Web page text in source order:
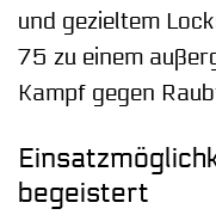
und gezieltem
75 zu einem
Kampf gegen
begeistert